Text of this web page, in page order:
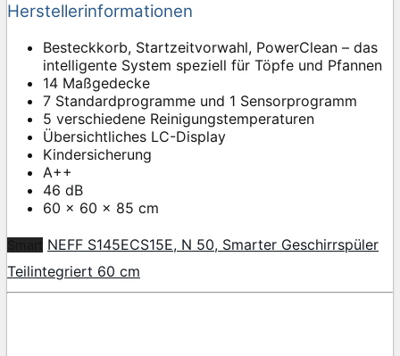
Herstellerinformationen
Besteckkorb, Startzeitvorwahl, PowerClean – das
intelligente System speziell für Töpfe und Pfannen
14 Maßgedecke
7 Standardprogramme und 1 Sensorprogramm
5 verschiedene Reinigungstemperaturen
Übersichtliches LC-Display
Kindersicherung
A++
46 dB
60 x 60 x 85 cm
NEFF S145ECS15E, N 50, Smarter Geschirrspüler
Teilintegriert 60 cm